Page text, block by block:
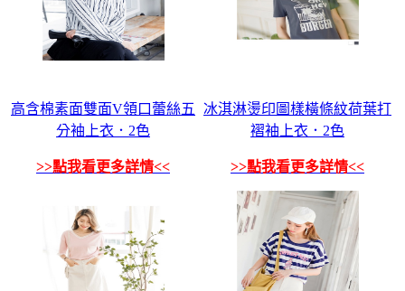
高含棉素面雙面V領口蕾絲五
分袖上衣．2色
>>點我看更多詳情<<
冰淇淋燙印圖樣橫條紋荷葉打
褶袖上衣．2色
>>點我看更多詳情<<